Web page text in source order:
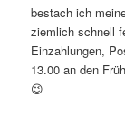
bestach ich
ziemlich schnell
Einzahlungen,
13.00 an den
😉